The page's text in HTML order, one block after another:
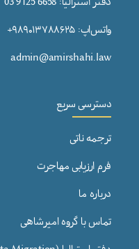
واتس‌اپ: ۹۸۹۰۱۳۷۸۸۶۲۵+
admin@amirshahi.law
دسترسی سریع
ترجمه ناتی
فرم ارزیابی مهاجرت
درباره ما
تماس با گروه امیرشاهی